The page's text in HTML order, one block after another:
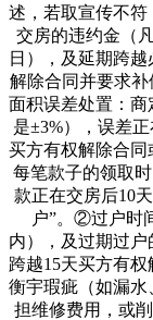
述，若取宣传不
交房的违约金（
日），及延期跨
解除合同并要求
面积误差处置：
是±3%），误差
买方有权解除合
每笔款子的领取
款正在交房后10
户”。②过户时
内），及过期过户
跨越15天买方有
衡宇瑕疵（如漏
担维修费用，或